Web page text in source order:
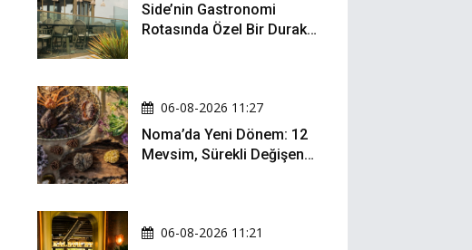
Side’nin Gastronomi
Rotasında Özel Bir Durak:
06-08-2026 11:27
Noma’da Yeni Dönem: 12
Mevsim, Sürekli Değişen
06-08-2026 11:21